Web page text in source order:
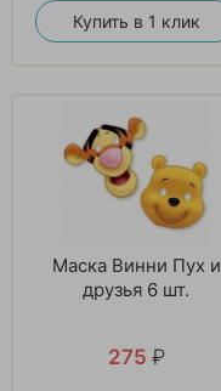
Купить в 1 клик
Маска Винни Пух и
друзья 6 шт.
275 ₽